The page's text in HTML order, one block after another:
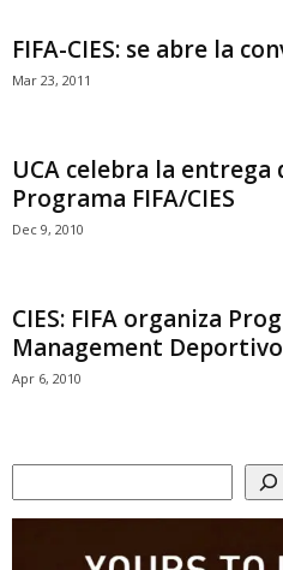
FIFA-CIES: se abre la
Mar 23, 2011
UCA celebra la entrega
Programa FIFA/CIES
Dec 9, 2010
CIES: FIFA organiza
Management Deportivo
Apr 6, 2010